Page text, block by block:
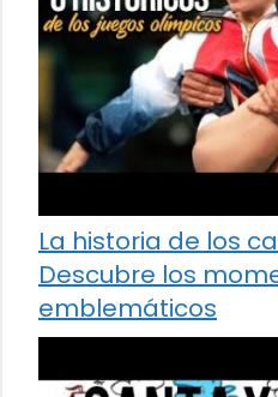
La historia de los
Descubre los
emblemáticos